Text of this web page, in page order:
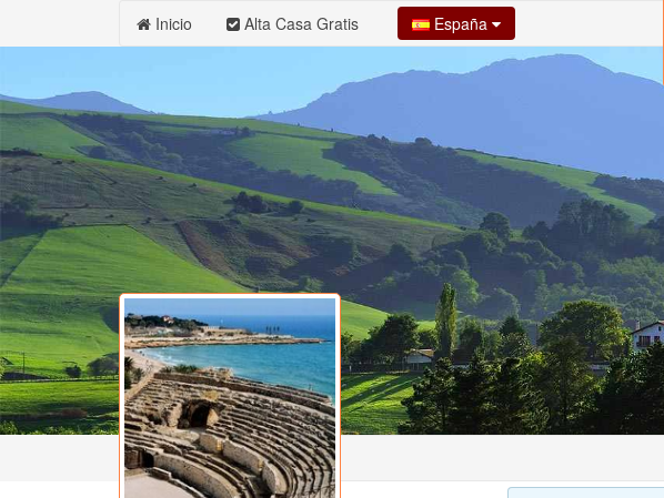
Inicio Alta Casa Gratis España